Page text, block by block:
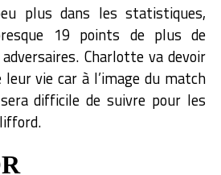
plus dans les statistiques,
19 points de plus de
Charlotte va devoir
vie car à l’image du match
difficile de suivre pour les